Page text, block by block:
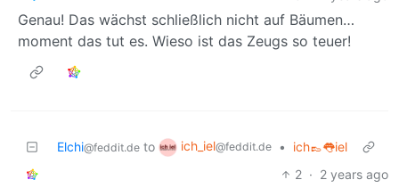
Genau! Das wächst schließlich nicht auf Bäumen…
moment das tut es. Wieso ist das Zeugs so teuer!
Elchi@feddit.de to ich_iel@feddit.de •
ich👞👅iel
2 · 2 years ago